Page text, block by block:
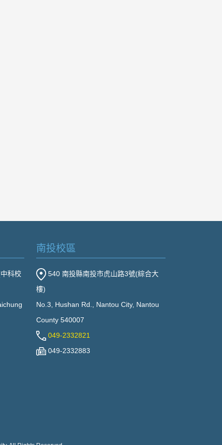
科校
南投校區
540 南投縣南投市虎山路3號(綜合大
樓)
No.3, Hushan Rd., Nantou City, Nantou
County 540007
049-2332821
049-2332883